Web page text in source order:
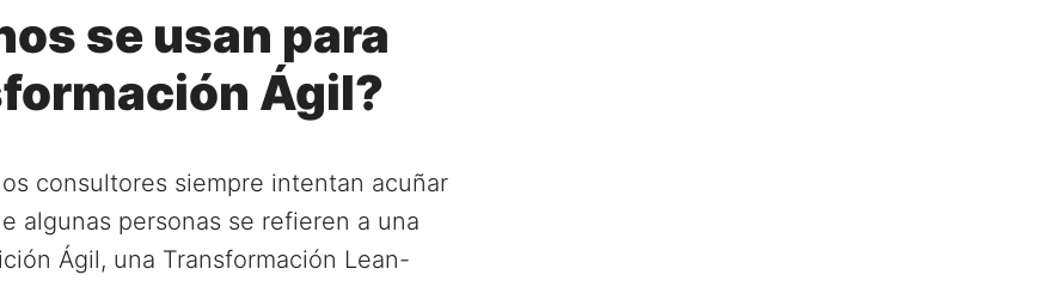
se usan para
Ágil?
consultores siempre intentan acuñar
algunas personas se refieren a una
Ágil, una Transformación Lean-